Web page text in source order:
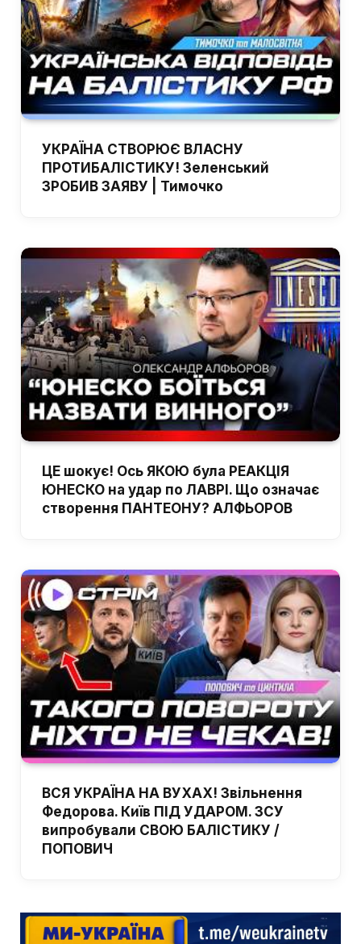
УКРАЇНА СТВОРЮЄ ВЛАСНУ
ПРОТИБАЛІСТИКУ! Зеленський
ЗРОБИВ ЗАЯВУ | Тимочко
ЦЕ шокує! Ось ЯКОЮ була РЕАКЦІЯ
ЮНЕСКО на удар по ЛАВРІ. Що означає
створення ПАНТЕОНУ? АЛФЬОРОВ
ВСЯ УКРАЇНА НА ВУХАХ! Звільнення
Федорова. Київ ПІД УДАРОМ. ЗСУ
випробували СВОЮ БАЛІСТИКУ /
ПОПОВИЧ